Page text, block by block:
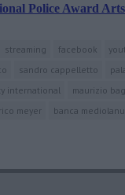
Police Award
streaming facebook
sandro cappelletto
international maurizio
meyer
banca